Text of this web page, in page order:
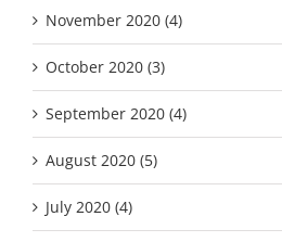
November 2020 (4)
October 2020 (3)
September 2020 (4)
August 2020 (5)
July 2020 (4)